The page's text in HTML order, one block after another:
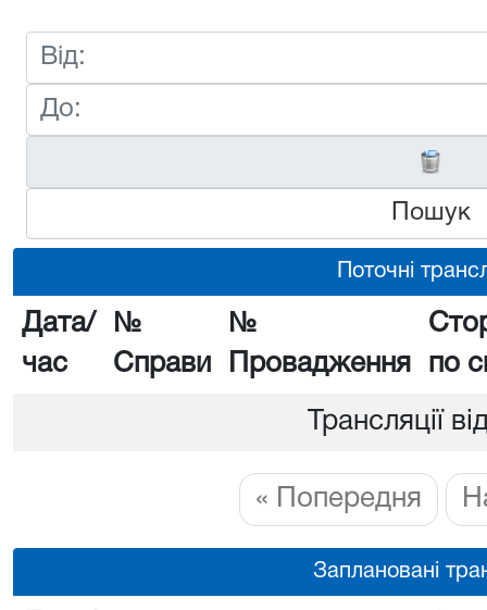
Пошук
Поточні
Дата/
час
№
Справи
№
Провадження
по
Трансляції
« Попередня
Заплановані